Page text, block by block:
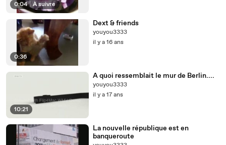
0:04 | À suivre
0:36
Dext & friends
youyou3333
il y a 16 ans
10:21
A quoi ressemblait le mur de Berlin....
youyou3333
il y a 17 ans
La nouvelle république est en
banqueroute